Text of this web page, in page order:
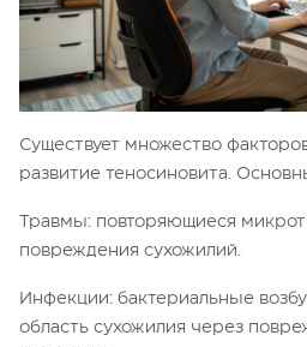
Существует множество
развитие теносиновита.
Травмы: повторяющиеся
повреждения сухожилий.
Инфекции: бактериальные
область сухожилия через